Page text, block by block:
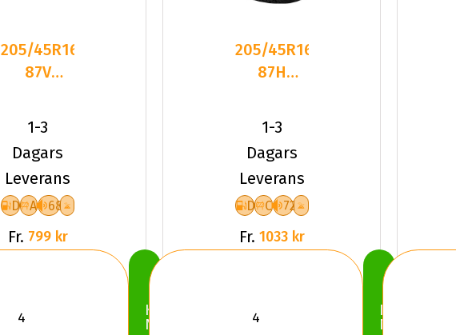
205/45R16
87V
BLAZER
ALPINE
1-3
Dagars
Leverans
D A 68
Fr. 799 kr
Köp
Nu
205/45R16
87H
SV-3 XL
Friktion
2024
1-3
Dagars
Leverans
D C 72
Fr. 1033 kr
Köp
Nu